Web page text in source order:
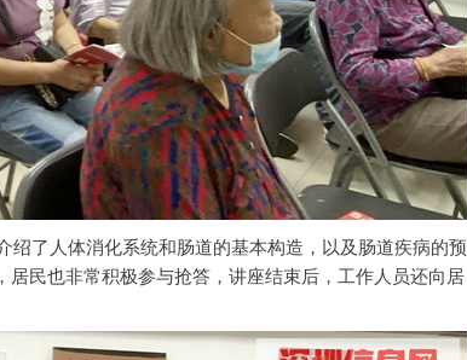
了人体消化系统和肠道的基本构造，以及肠道疾病的预
民也非常积极参与抢答，讲座结束后，工作人员还向居